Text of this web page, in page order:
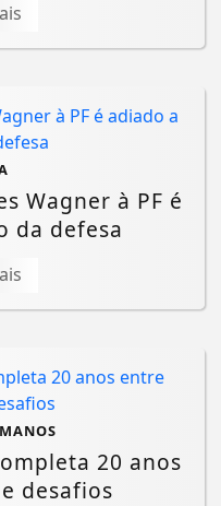
Wagner à PF é
da defesa
20 anos
desafios